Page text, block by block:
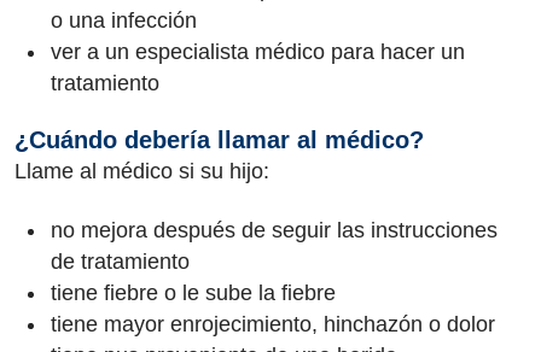
o una infección
ver a un especialista médico para hacer un
tratamiento
¿Cuándo debería llamar al médico?
Llame al médico si su hijo:
no mejora después de seguir las instrucciones
de tratamiento
tiene fiebre o le sube la fiebre
tiene mayor enrojecimiento, hinchazón o dolor